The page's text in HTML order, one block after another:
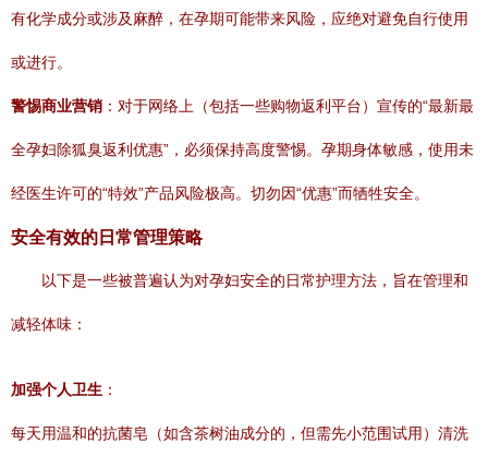
有化学成分或涉及麻醉，在孕期可能带来风险，应绝对避免自行使用
或进行。
警惕商业营销 ：对于网络上（包括一些购物返利平台）宣传的“最新最
全孕妇除狐臭返利优惠”，必须保持高度警惕。孕期身体敏感，使用未
经医生许可的“特效”产品风险极高。切勿因“优惠”而牺牲安全。
安全有效的日常管理策略
以下是一些被普遍认为对孕妇安全的日常护理方法，旨在管理和
减轻体味：
加强个人卫生 ：
每天用温和的抗菌皂（如含茶树油成分的，但需先小范围试用）清洗